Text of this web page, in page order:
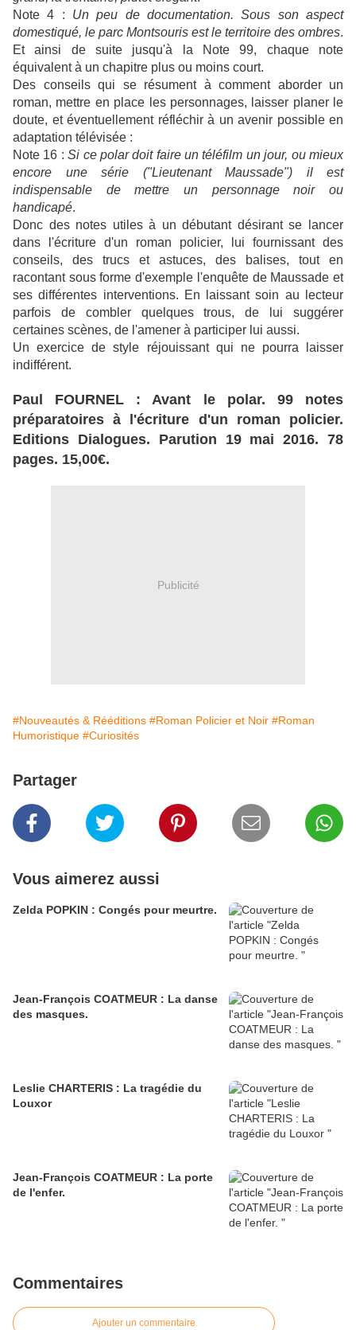
Note 4 : Un peu de documentation. Sous son aspect
domestiqué, le parc Montsouris est le territoire des ombres.
Et ainsi de suite jusqu'à la Note 99, chaque note
équivalent à un chapitre plus ou moins court.
Des conseils qui se résument à comment aborder un
roman, mettre en place les personnages, laisser planer le
doute, et éventuellement réfléchir à un avenir possible en
adaptation télévisée :
Note 16 :Si ce polar doit faire un téléfilm un jour, ou mieux
encore une série ("Lieutenant Maussade") il est
indispensable de mettre un personnage noir ou
handicapé.
Donc des notes utiles à un débutant désirant se lancer
dans l'écriture d'un roman policier, lui fournissant des
conseils, des trucs et astuces, des balises, tout en
racontant sous forme d'exemple l'enquête de Maussade et
ses différentes interventions. En laissant soin au lecteur
parfois de combler quelques trous, de lui suggérer
certaines scènes, de l'amener à participer lui aussi.
Un exercice de style réjouissant qui ne pourra laisser
indifférent.
Paul FOURNEL : Avant le polar. 99 notes
préparatoires à l'écriture d'un roman policier.
Editions Dialogues. Parution 19 mai 2016. 78
pages. 15,00€.
Publicité
#Nouveautés & Rééditions #Roman Policier et Noir #Roman
Humoristique #Curiosités
Partager
Vous aimerez aussi
Zelda POPKIN : Congés pour meurtre.
Jean-François COATMEUR : La danse
des masques.
Leslie CHARTERIS : La tragédie du
Louxor
Jean-François COATMEUR : La porte
de l'enfer.
Commentaires
Ajouter un commentaire